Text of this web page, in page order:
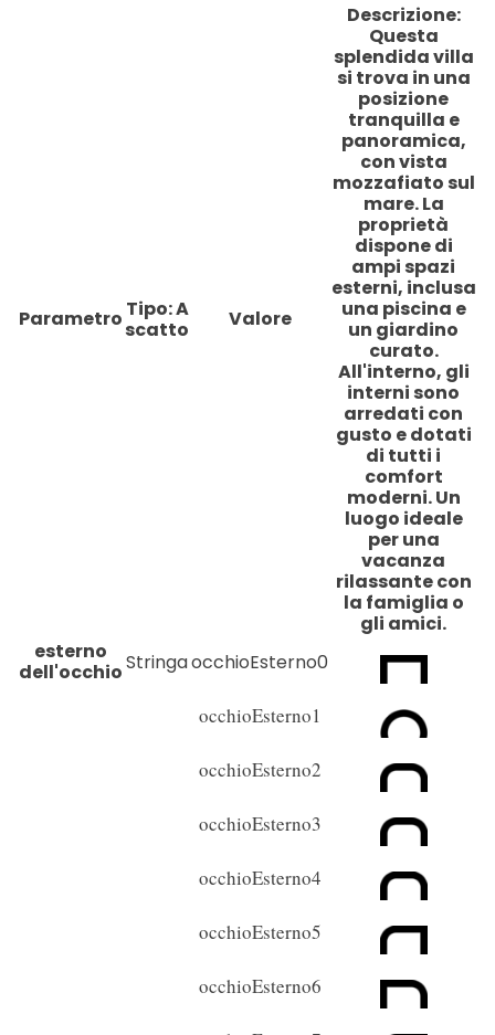
Parametro Tipo: A
scatto
Valore
Descrizione:
Questa
splendida villa
si trova in una
posizione
tranquilla e
panoramica,
con vista
mozzafiato sul
mare. La
proprietà
dispone di
ampi spazi
esterni, inclusa
una piscina e
un giardino
curato.
All'interno, gli
interni sono
arredati con
gusto e dotati
di tutti i
comfort
moderni. Un
luogo ideale
per una
vacanza
rilassante con
la famiglia o
gli amici.
esterno
dell'occhioStringaocchioEsterno0
occhioEsterno1
occhioEsterno2
occhioEsterno3
occhioEsterno4
occhioEsterno5
occhioEsterno6